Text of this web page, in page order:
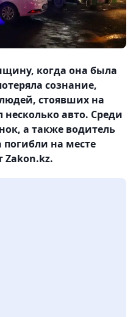
когда она была
сознание,
людей, стоявших на
авто. Среди
а также водитель
на месте
Zakon.kz.